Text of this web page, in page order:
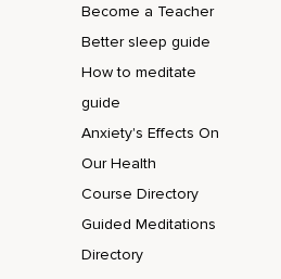
nur,
sprechen,
Become a Teacher
Better sleep guide
How to meditate
guide
Anxiety's Effects On
Our Health
Course Directory
Guided Meditations
Directory